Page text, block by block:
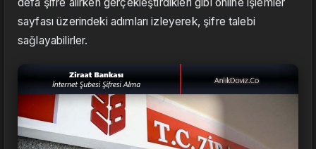
defa şifre alırken gerçekleştirdikleri gibi online işlemler
sayfası üzerindeki adımları izleyerek, şifre talebi
sağlayabilirler.